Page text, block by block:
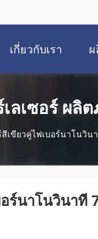
เกี่ยวกับเรา
เลเซอร์ ผลิ
สีเขียวคู่ไฟเบอร์นาโนวิน
ร์นาโนวินาที